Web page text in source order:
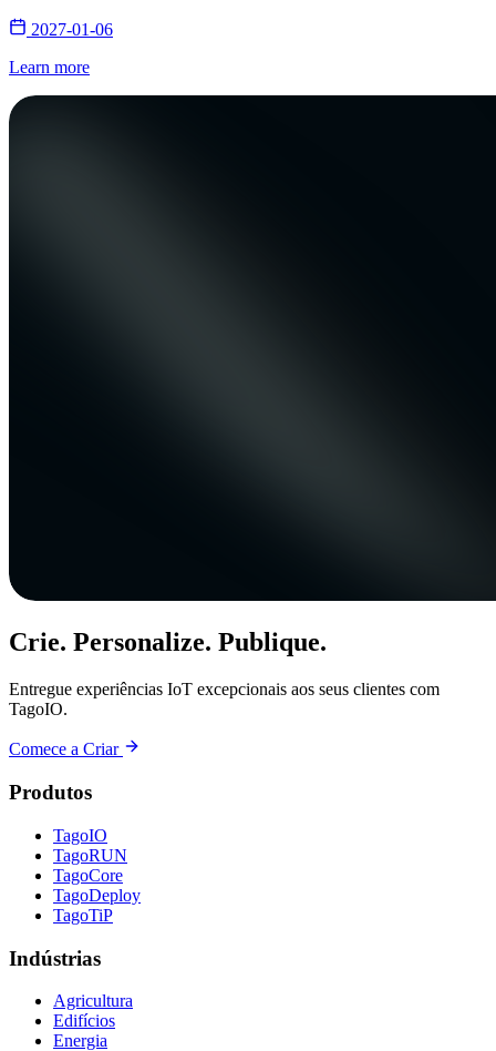
2027-01-06
Learn more
Crie. Personalize. Publique.
Entregue experiências IoT excepcionais aos seus clientes com
TagoIO.
Comece a Criar
Produtos
TagoIO
TagoRUN
TagoCore
TagoDeploy
TagoTiP
Indústrias
Agricultura
Edifícios
Energia